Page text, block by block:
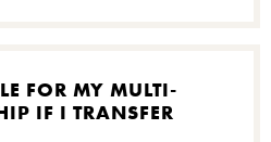
FOR MY MULTI-
IF I TRANSFER